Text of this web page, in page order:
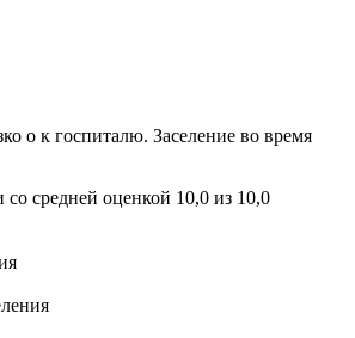
о к госпиталю. Заселение во время
средней оценкой 10,0 из 10,0